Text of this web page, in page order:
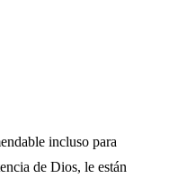
incluso para
de Dios, le están